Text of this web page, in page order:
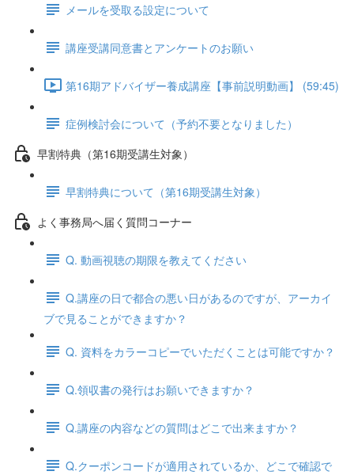
メールを受取る設定について
講座受講同意書とアンケートのお願い
第16期アドバイザー養成講座【事前説明動画】 (59:45)
症例検討会について（予約不要となりました）
早割特典（第16期受講生対象）
早割特典について（第16期受講生対象）
よく事務局へ届く質問コーナー
Q. 動画視聴の期限を教えてください
Q.講座の日で都合の悪い日があるのですが、アーカイ
ブで見ることができますか？
Q. 資料をカラーコピーでいただくことは可能ですか？
Q.領収書の発行はお願いできますか？
Q.講座の内容などの質問はどこで出来ますか？
Q.クーポンコードが適用されているか、どこで確認で